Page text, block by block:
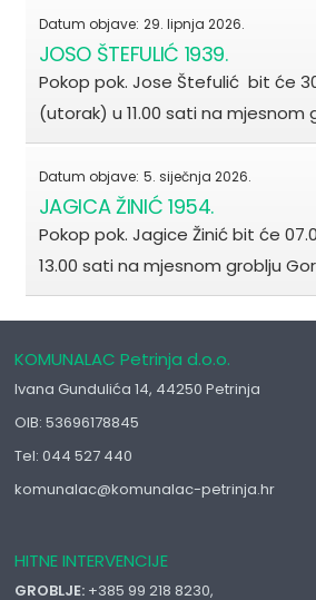
Datum objave: 29. lipnja 2026.
JOSO ŠTEFULIĆ 1939.
Pokop pok. Jose Štefulić bit će
(utorak) u 11.00 sati na mjesnom
Datum objave: 5. siječnja 2026.
JAGICA ŽINIĆ 1954.
Pokop pok. Jagice Žinić bit će
13.00 sati na mjesnom groblju
KOMUNALAC Petrinja d.o.o.
Ivana Gundulića 14, 44250 Petrinja
OIB: 53696178845
Tel: 044 527 440
komunalac@komunalac-petrinja.hr
HITNE INTERVENCIJE
GROBLJE: +385 99 218 8230,